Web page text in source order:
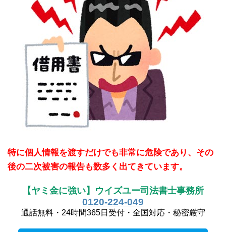
特に個人情報を渡すだけでも非常に危険であり、その
後の二次被害の報告も数多く出てきています。
【ヤミ金に強い】ウイズユー司法書士事務所
0120-224-049
通話無料・24時間365日受付・全国対応・秘密厳守